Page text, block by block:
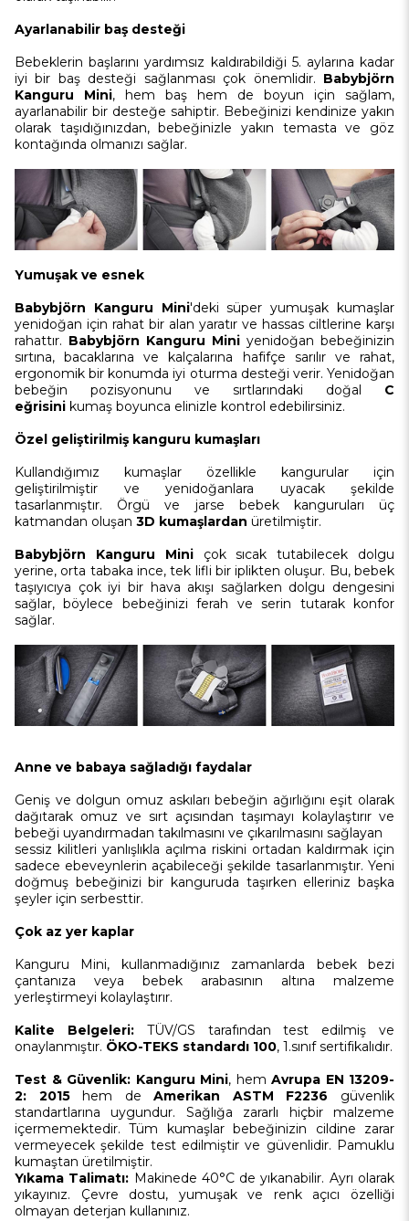
Ayarlanabilir baş desteği
Bebeklerin başlarını yardımsız kaldırabildiği 5. aylarına kadar
iyi bir baş desteği sağlanması çok önemlidir. Babybjörn
Kanguru Mini, hem baş hem de boyun için sağlam,
ayarlanabilir bir desteğe sahiptir. Bebeğinizi kendinize yakın
olarak taşıdığınızdan, bebeğinizle yakın temasta ve göz
kontağında olmanızı sağlar.
Yumuşak ve esnek
Babybjörn Kanguru Mini'deki süper yumuşak kumaşlar
yenidoğan için rahat bir alan yaratır ve hassas ciltlerine karşı
rahattır. Babybjörn Kanguru Mini yenidoğan bebeğinizin
sırtına, bacaklarına ve kalçalarına hafifçe sarılır ve rahat,
ergonomik bir konumda iyi oturma desteği verir. Yenidoğan
bebeğin pozisyonunu ve sırtlarındaki doğal C
eğrisini kumaş boyunca elinizle kontrol edebilirsiniz.
Özel geliştirilmiş kanguru kumaşları
Kullandığımız kumaşlar özellikle kangurular için
geliştirilmiştir ve yenidoğanlara uyacak şekilde
tasarlanmıştır. Örgü ve jarse bebek kanguruları üç
katmandan oluşan 3D kumaşlardan üretilmiştir.
Babybjörn Kanguru Miniçok sıcak tutabilecek dolgu
yerine, orta tabaka ince, tek lifli bir iplikten oluşur. Bu, bebek
taşıyıcıya çok iyi bir hava akışı sağlarken dolgu dengesini
sağlar, böylece bebeğinizi ferah ve serin tutarak konfor
sağlar.
Anne ve babaya sağladığı faydalar
Geniş ve dolgun omuz askıları bebeğin ağırlığını eşit olarak
dağıtarak omuz ve sırt açısından taşımayı kolaylaştırır ve
bebeği uyandırmadan takılmasını ve çıkarılmasını sağlayan
sessiz kilitleri yanlışlıkla açılma riskini ortadan kaldırmak için
sadece ebeveynlerin açabileceği şekilde tasarlanmıştır. Yeni
doğmuş bebeğinizi bir kanguruda taşırken elleriniz başka
şeyler için serbesttir.
Çok az yer kaplar
Kanguru Mini, kullanmadığınız zamanlarda bebek bezi
çantanıza veya bebek arabasının altına malzeme
yerleştirmeyi kolaylaştırır.
Kalite Belgeleri:TÜV/GS tarafından test edilmiş ve
onaylanmıştır. ÖKO-TEKS standardı 100, 1.sınıf sertifikalıdır.
Test & Güvenlik: Kanguru Mini, hem Avrupa EN 13209-
2: 2015hem deAmerikan ASTM F2236 güvenlik
standartlarına uygundur. Sağlığa zararlı hiçbir malzeme
içermemektedir. Tüm kumaşlar bebeğinizin cildine zarar
vermeyecek şekilde test edilmiştir ve güvenlidir. Pamuklu
kumaştan üretilmiştir.
Yıkama Talimatı: Makinede 40°C de yıkanabilir. Ayrı olarak
yıkayınız. Çevre dostu, yumuşak ve renk açıcı özelliği
olmayan deterjan kullanınız.